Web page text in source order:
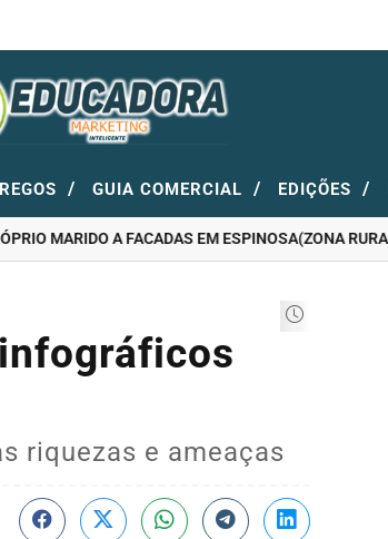
/ GUIA COMERCIAL / EDIÇÕES /
MARIDO A FACADAS EM ESPINOSA(ZONA RURAL)
riquezas e ameaças